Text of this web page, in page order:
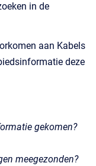
in de
aan Kabels
deze
gekomen?
meegezonden?